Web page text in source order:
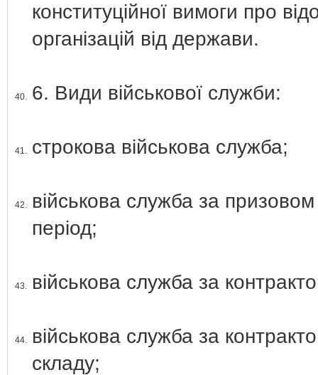
конституційної вимоги про
організацій від держави.
40. 6. Види військової служби:
41. строкова військова служба;
42.
військова служба за призовом
період;
43. військова служба за
44.
військова служба за
складу;